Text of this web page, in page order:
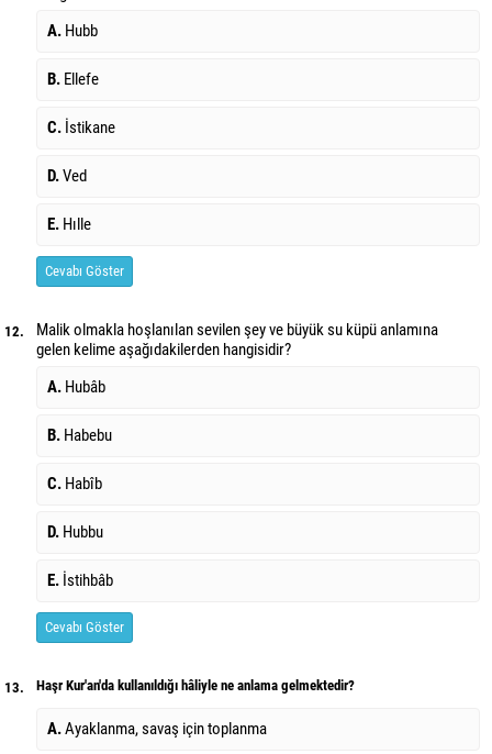
A. Hubb
B. Ellefe
C. İstikane
D.Ved
E. Hılle
Cevabı Göster
12.
Malik olmakla hoşlanılan sevilen şey ve büyük su küpü anlamına
gelen kelime aşağıdakilerden hangisidir?
A. Hubâb
B. Habebu
C. Habîb
D. Hubbu
E. İstihbâb
Cevabı Göster
13. Haşr Kur'an'da kullanıldığı hâliyle ne anlama gelmektedir?
A.Ayaklanma, savaş için toplanma